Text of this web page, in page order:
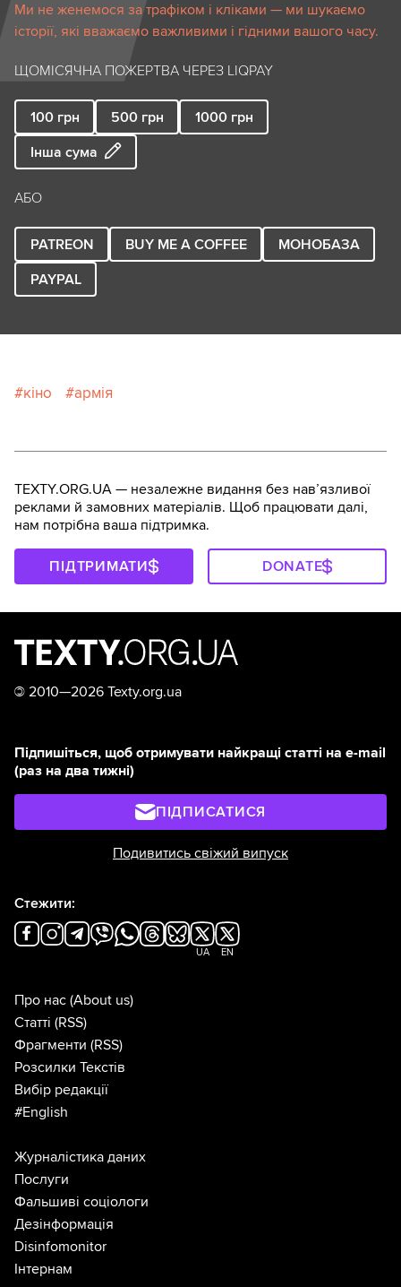
Ми не женемося за трафіком і кліками — ми шукаємо
історії, які вважаємо важливими і гідними вашого часу.
ЩОМІСЯЧНА ПОЖЕРТВА ЧЕРЕЗ LIQPAY
100 грн 500 грн 1000 грн
Інша сума
АБО
PATREON BUY ME A COFFEE
МОНОБАЗА
PAYPAL
кіно армія
TEXTY.ORG.UA — незалежне видання без навʼязливої
реклами й замовних матеріалів. Щоб працювати далі,
нам потрібна ваша підтримка.
ПІДТРИМАТИ DONATE
© 2010—2026 Texty.org.ua
Підпишіться, щоб отримувати найкращі статті на e-mail
(раз на два тижні)
ПІДПИСАТИСЯ
Подивитись свіжий випуск
Стежити:
UA EN
Про нас (About us)
Статті (RSS)
Фрагменти (RSS)
Розсилки Текстів
Вибір редакції
#English
Журналістика даних
Послуги
Фальшиві соціологи
Дезінформація
Disinfomonitor
Інтернам